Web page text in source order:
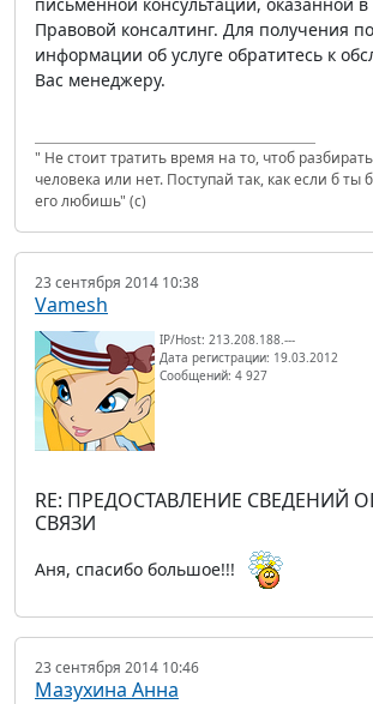
Правовой консалтинг. Для получения
информации об услуге обратитесь к
Вас менеджеру.
" Не стоит тратить время на то, чтоб
человека или нет. Поступай так, как если б ты
его любишь" (с)
23 сентября 2014 10:38
Vamesh
IP/Host: 213.208.188.---
Дата регистрации: 19.03.2012
Сообщений: 4 927
RE: ПРЕДОСТАВЛЕНИЕ СВЕДЕНИЙ
СВЯЗИ
Аня, спасибо большое!!!
23 сентября 2014 10:46
Мазухина Анна